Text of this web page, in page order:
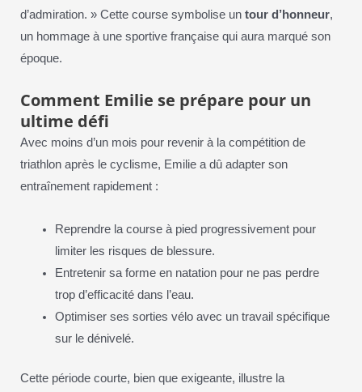
d’admiration. » Cette course symbolise un tour d’honneur,
un hommage à une sportive française qui aura marqué son
époque.
Comment Emilie se prépare pour un
ultime défi
Avec moins d’un mois pour revenir à la compétition de
triathlon après le cyclisme, Emilie a dû adapter son
entraînement rapidement :
Reprendre la course à pied progressivement pour
limiter les risques de blessure.
Entretenir sa forme en natation pour ne pas perdre
trop d’efficacité dans l’eau.
Optimiser ses sorties vélo avec un travail spécifique
sur le dénivelé.
Cette période courte, bien que exigeante, illustre la